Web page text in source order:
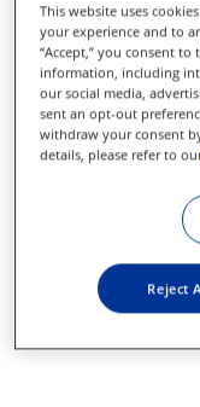
This website uses
your experience and to
“Accept,” you consent
information, including
our social media,
sent an opt-out
withdraw your consent
details, please refer to
Reject